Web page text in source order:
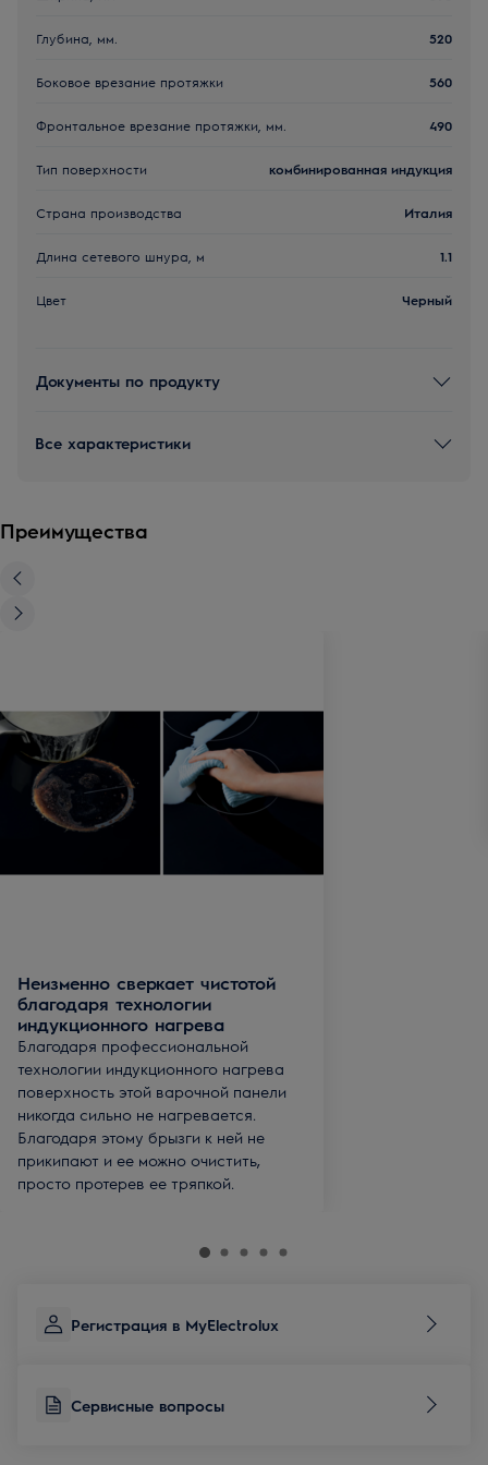
Глубина, мм. 520
Боковое врезание протяжки 560
Фронтальное врезание протяжки, мм. 490
Тип поверхности комбинированная индукция
Страна производства Италия
Длина сетевого шнура, м 1.1
Цвет Черный
Документы по продукту
Все характеристики
Преимущества
Неизменно сверкает чистотой
благодаря технологии
индукционного нагрева
Благодаря профессиональной
технологии индукционного нагрева
поверхность этой варочной панели
никогда сильно не нагревается.
Благодаря этому брызги к ней не
прикипают и ее можно очистить,
просто протерев ее тряпкой.
Регистрация в MyElectrolux
Сервисные вопросы